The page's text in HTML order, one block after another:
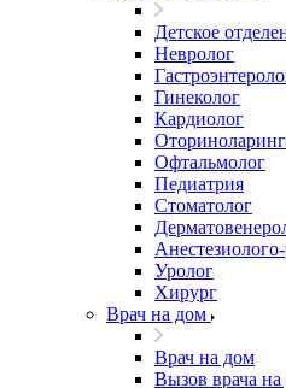
Детское
Невролог
Гинеколог
Кардиолог
Офтальмолог
Педиатрия
Стоматолог
Уролог
Хирург
Врач на дом
Врач на дом
Вызов врача